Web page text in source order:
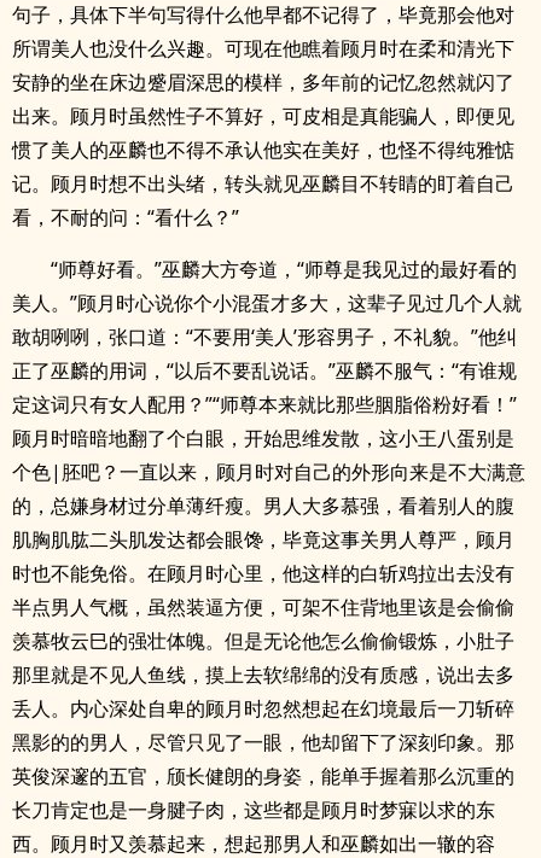
句子，具体下半句写得什么他早都不记得了，毕竟那会他对
所谓美人也没什么兴趣。可现在他瞧着顾月时在柔和清光下
安静的坐在床边蹙眉深思的模样，多年前的记忆忽然就闪了
出来。顾月时虽然性子不算好，可皮相是真能骗人，即便见
惯了美人的巫麟也不得不承认他实在美好，也怪不得纯雅惦
记。顾月时想不出头绪，转头就见巫麟目不转睛的盯着自己
看，不耐的问：“看什么？”
“师尊好看。”巫麟大方夸道，“师尊是我见过的最好看的
美人。”顾月时心说你个小混蛋才多大，这辈子见过几个人就
敢胡咧咧，张口道：“不要用‘美人’形容男子，不礼貌。”他纠
正了巫麟的用词，“以后不要乱说话。”巫麟不服气：“有谁规
定这词只有女人配用？”“师尊本来就比那些胭脂俗粉好看！”
顾月时暗暗地翻了个白眼，开始思维发散，这小王八蛋别是
个色|胚吧？一直以来，顾月时对自己的外形向来是不大满意
的，总嫌身材过分单薄纤瘦。男人大多慕强，看着别人的腹
肌胸肌肱二头肌发达都会眼馋，毕竟这事关男人尊严，顾月
时也不能免俗。在顾月时心里，他这样的白斩鸡拉出去没有
半点男人气概，虽然装逼方便，可架不住背地里该是会偷偷
羡慕牧云巳的强壮体魄。但是无论他怎么偷偷锻炼，小肚子
那里就是不见人鱼线，摸上去软绵绵的没有质感，说出去多
丢人。内心深处自卑的顾月时忽然想起在幻境最后一刀斩碎
黑影的的男人，尽管只见了一眼，他却留下了深刻印象。那
英俊深邃的五官，颀长健朗的身姿，能单手握着那么沉重的
长刀肯定也是一身腱子肉，这些都是顾月时梦寐以求的东
西。顾月时又羡慕起来，想起那男人和巫麟如出一辙的容